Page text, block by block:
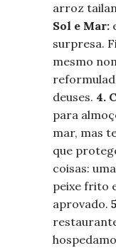
arroz
Sol e Mar:
surpresa.
mesmo
deuses. 4.
para
mar, mas
que
coisas:
peixe frito
aprovado.